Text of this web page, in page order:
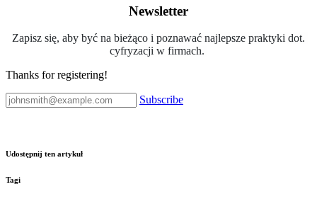
Newsletter
Zapisz się, aby być na bieżąco i poznawać najlepsze praktyki dot.
cyfryzacji w firmach.
Thanks for registering!
Subscribe
Udostępnij ten artykuł
Tagi